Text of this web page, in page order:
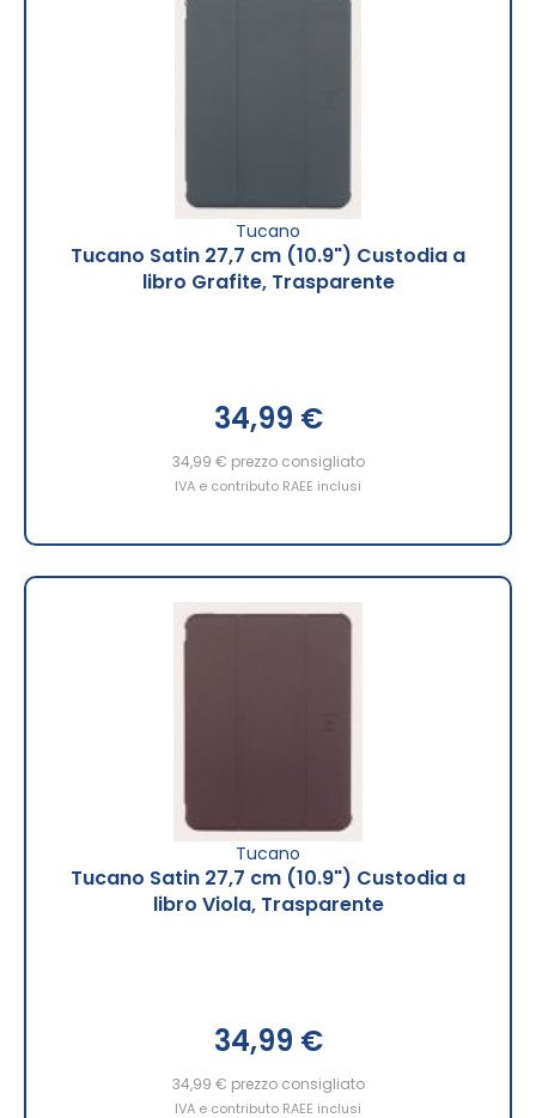
Tucano
Tucano Satin 27,7 cm (10.9") Custodia a
libro Grafite, Trasparente
34,99 €
34,99 € prezzo consigliato
IVA e contributo RAEE inclusi
Tucano
Tucano Satin 27,7 cm (10.9") Custodia a
libro Viola, Trasparente
34,99 €
34,99 € prezzo consigliato
IVA e contributo RAEE inclusi